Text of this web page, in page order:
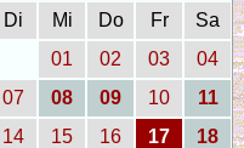
Di Mi Do Fr
Sa
01
02 03
04
07 08 09 10
11
14 15 16 17
18